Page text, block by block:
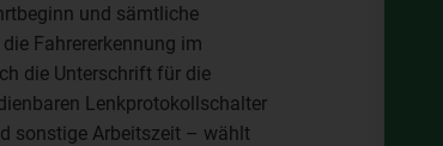
und sämtliche
Fahrererkennung im
die Unterschrift für die
Lenkprotokollschalter
sonstige Arbeitszeit – wählt